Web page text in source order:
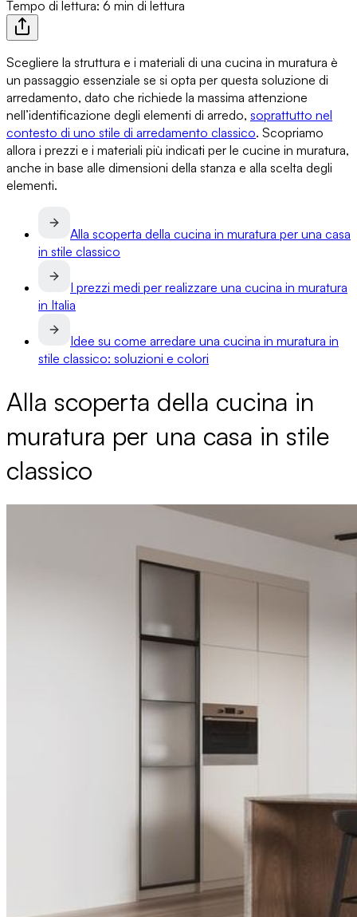
Tempo di lettura: 6 min di lettura
Scegliere la struttura e i materiali di una cucina in muratura è
un passaggio essenziale se si opta per questa soluzione di
arredamento, dato che richiede la massima attenzione
nell’identificazione degli elementi di arredo, soprattutto nel
contesto di uno stile di arredamento classico. Scopriamo
allora i prezzi e i materiali più indicati per le cucine in muratura,
anche in base alle dimensioni della stanza e alla scelta degli
elementi.
Alla scoperta della cucina in muratura per una casa
in stile classico
I prezzi medi per realizzare una cucina in muratura
in Italia
Idee su come arredare una cucina in muratura in
stile classico: soluzioni e colori
Alla scoperta della cucina in
muratura per una casa in stile
classico